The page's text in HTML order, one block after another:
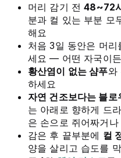
머리 감기 전48~72
분과 컬 있는 부분 모
해요
처음 3일 동안은 머
세요 — 어떤 자국이
황산염이 없는 샴푸와
하세요
자연 건조보다는 블로
는 아래로 향하게 드
은 손으로 쥐어짜거
감은 후 끝부분에 컬
양을 살리고 습도를